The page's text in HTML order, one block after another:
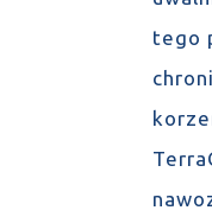
tego